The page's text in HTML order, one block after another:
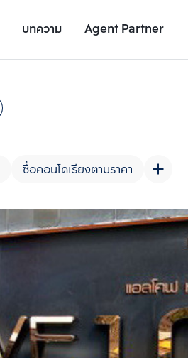
บทความ Agent Partner
รายละเอียดยูนิต
ซื้อคอนโดเรียงตามราคา
เพิ่มยูนิตเปรียบเทียบ